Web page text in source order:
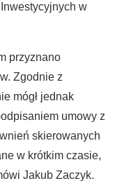
w
przyznano
Zgodnie z
mógł jednak
umowy z
skierowanych
w krótkim czasie,
Jakub Zaczyk.